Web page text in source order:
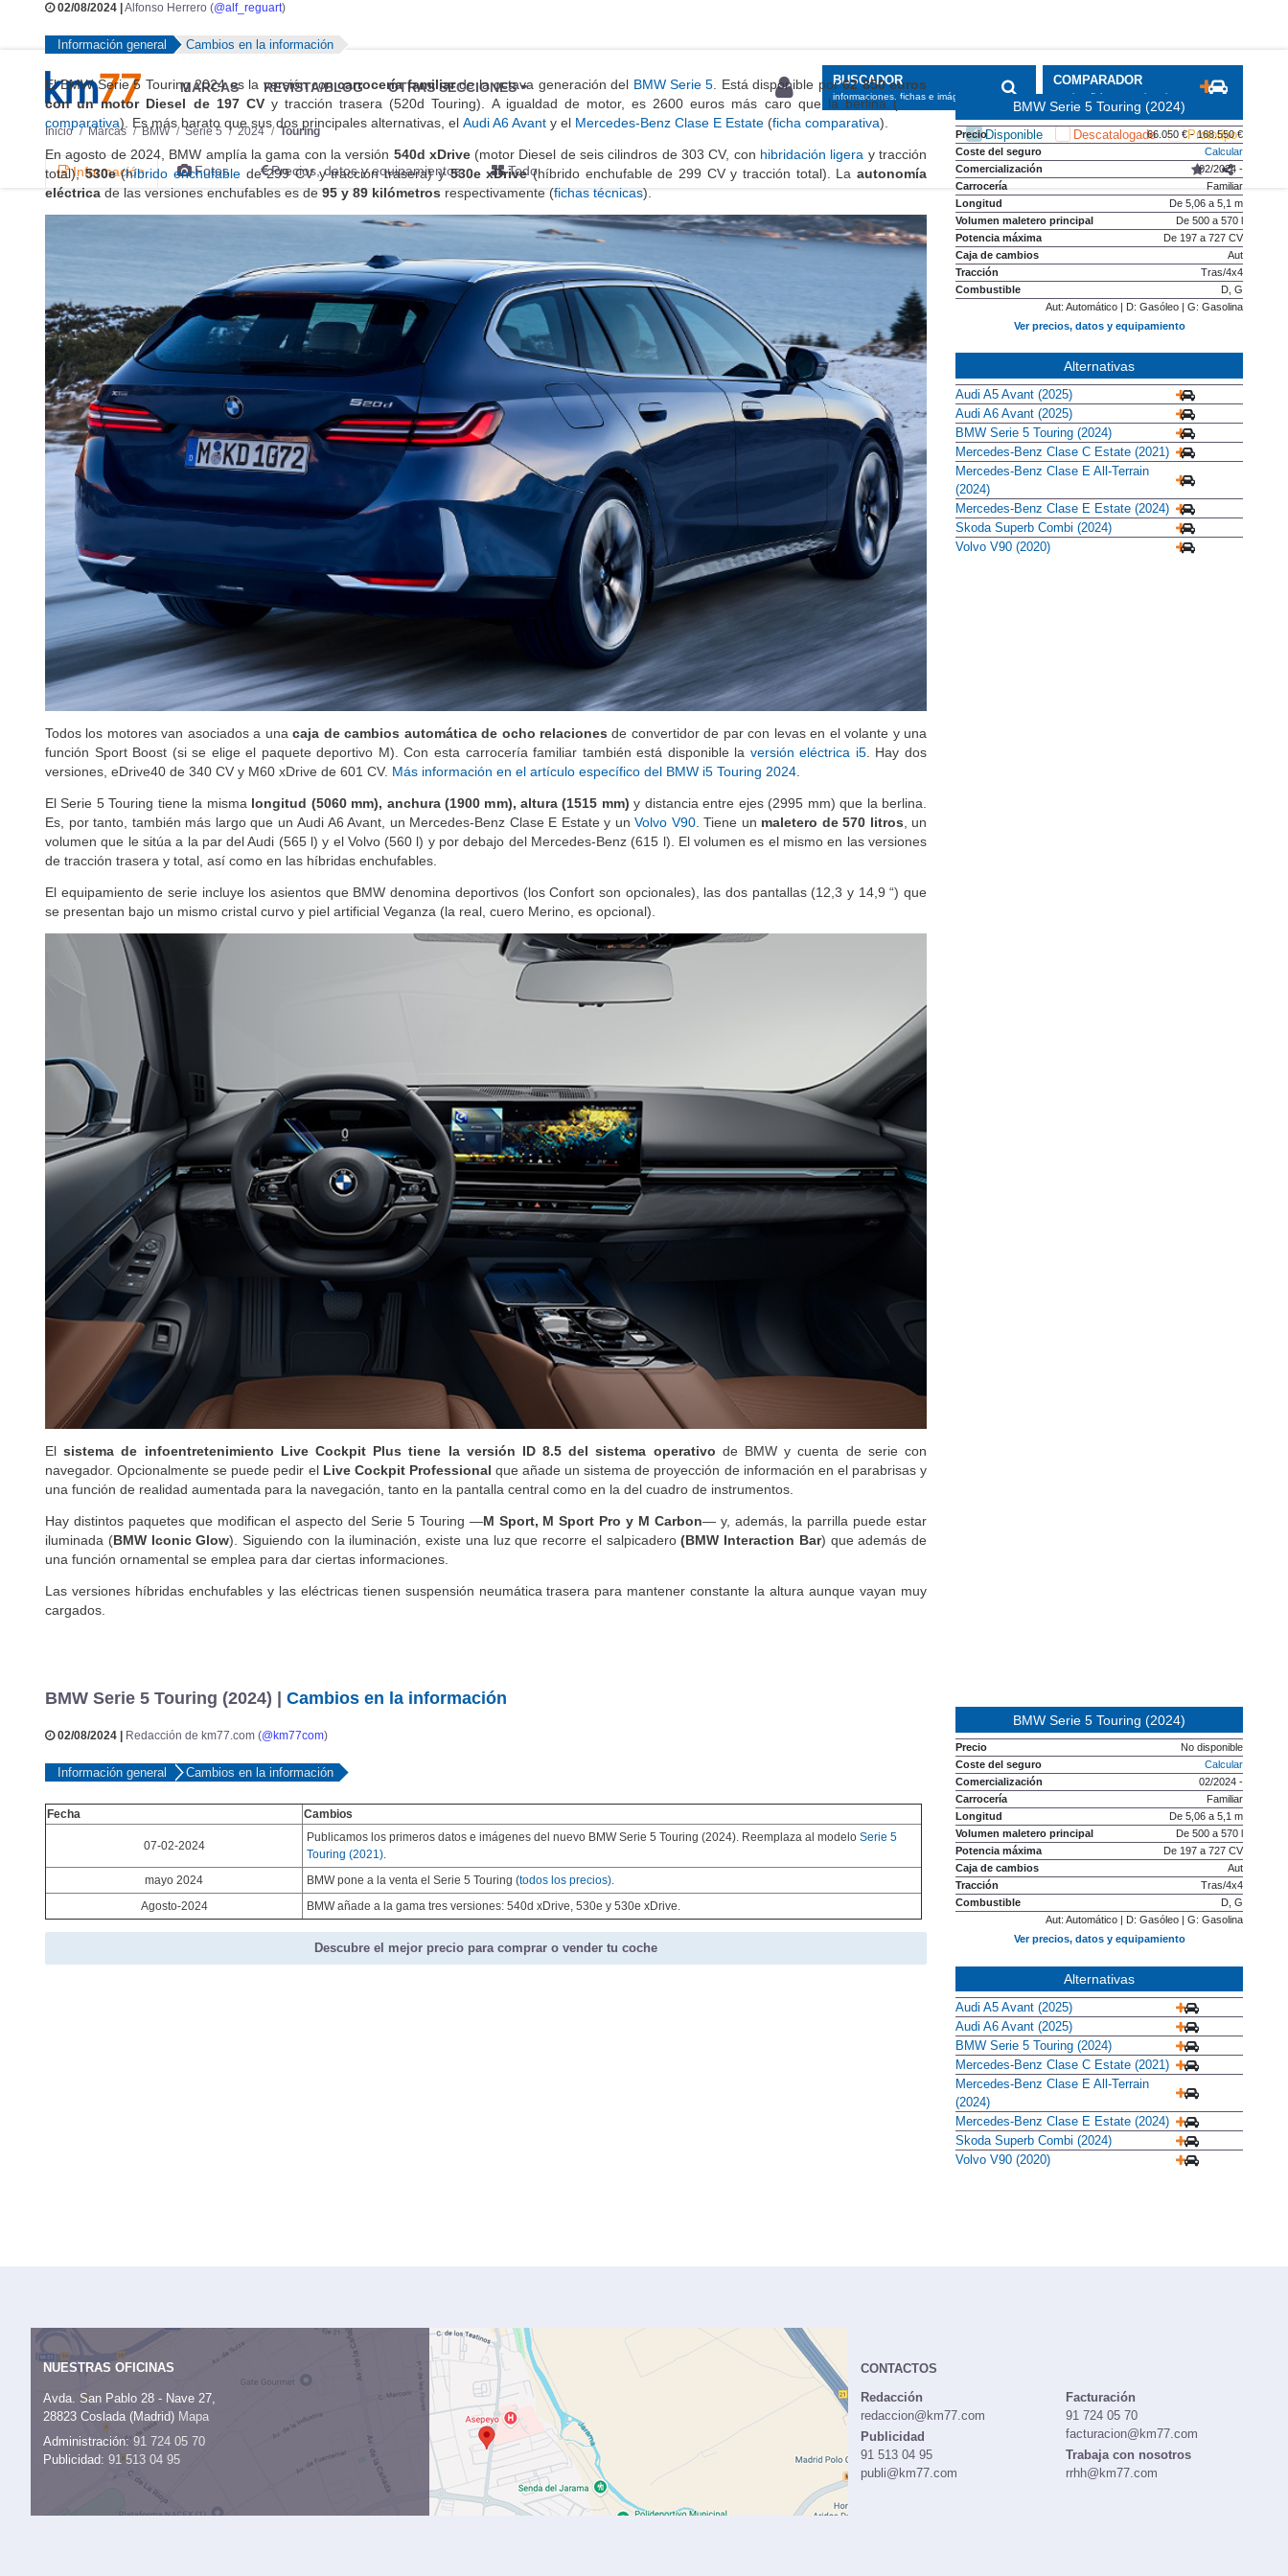
MARCAS REVISTA/BLOG OTRAS SECCIONES BUSCADOR
informaciones, fichas e imágenes
COMPARADOR
precios, fichas y equipamiento
Inicio Marcas BMW Serie 5 2024 Touring Disponible Descatalogado Prototipo
Información Fotos Precios, datos y equipamientos Todo
02/08/2024 | Alfonso Herrero (@alf_reguart)
Información general Cambios en la información
El BMW Serie 5 Touring 2024 es la versión concarrocería familiarde la octava generación del BMW Serie 5. Está disponible por62 850 euros
con un motor Diesel de 197 CV y tracción trasera (520d Touring). A igualdad de motor, es 2600 euros más caro que la berlina (ficha
comparativa). Es más barato que sus dos principales alternativas, el Audi A6 Avant y el Mercedes-Benz Clase E Estate (ficha comparativa).
En agosto de 2024, BMW amplía la gama con la versión 540d xDrive(motor Diesel de seis cilindros de 303 CV, con hibridación ligera y tracción
total),530e(híbrido enchufable de 299 CV y tracción trasera) y530e xDrive(híbrido enchufable de 299 CV y tracción total). Laautonomía
eléctrica de las versiones enchufables es de 95 y 89 kilómetros respectivamente (fichas técnicas).
Todos los motores van asociados a unacaja de cambios automática de ocho relaciones de convertidor de par con levas en el volante y una
función Sport Boost (si se elige el paquete deportivo M). Con esta carrocería familiar también está disponible la versión eléctrica i5. Hay dos
versiones, eDrive40 de 340 CV y M60 xDrive de 601 CV. Más información en el artículo específico del BMW i5 Touring 2024
El Serie 5 Touring tiene la misma longitud (5060 mm), anchura (1900 mm), altura (1515 mm) y distancia entre ejes (2995 mm) que la berlina.
Es, por tanto, también más largo que un Audi A6 Avant, un Mercedes-Benz Clase E Estate y un Volvo V90. Tiene un maletero de 570 litros , un
volumen que le sitúa a la par del Audi (565 l) y el Volvo (560 l) y por debajo del Mercedes-Benz (615 l). El volumen es el mismo en las versiones
de tracción trasera y total, así como en las híbridas enchufables.
El equipamiento de serie incluye los asientos que BMW denomina deportivos (los Confort son opcionales), las dos pantallas (12,3 y 14,9 “) que
se presentan bajo un mismo cristal curvo y piel artificial Veganza (la real, cuero Merino, es opcional).
Elsistema de infoentretenimiento Live Cockpit Plus tiene la versión ID 8.5 del sistema operativo de BMW y cuenta de serie con
navegador. Opcionalmente se puede pedir el Live Cockpit Professional que añade un sistema de proyección de información en el parabrisas y
una función de realidad aumentada para la navegación, tanto en la pantalla central como en la del cuadro de instrumentos.
Hay distintos paquetes que modifican el aspecto del Serie 5 Touring —M Sport, M Sport Pro y M Carbon— y, además, la parrilla puede estar
iluminada (BMW Iconic Glow). Siguiendo con la iluminación, existe una luz que recorre el salpicadero(BMW Interaction Bar) que además de
una función ornamental se emplea para dar ciertas informaciones.
Las versiones híbridas enchufables y las eléctricas tienen suspensión neumática trasera para mantener constante la altura aunque vayan muy
cargados.
BMW Serie 5 Touring (2024)
Precio
66.050 € - 168.550 €
Coste del seguro
Calcular
Comercialización
02/2024 -
Carrocería
Familiar
Longitud
De 5,06 a 5,1 m
Volumen maletero principal
De 500 a 570 l
Potencia máxima
De 197 a 727 CV
Caja de cambios
Aut
Tracción
Tras/4x4
Combustible
D, G
Aut: Automático | D: Gasóleo | G: Gasolina
Ver precios, datos y equipamiento
Alternativas
Audi A5 Avant (2025)
Audi A6 Avant (2025)
BMW Serie 5 Touring (2024)
Mercedes-Benz Clase C Estate (2021)
Mercedes-Benz Clase E All-Terrain
(2024)
Mercedes-Benz Clase E Estate (2024)
Skoda Superb Combi (2024)
Volvo V90 (2020)
BMW Serie 5 Touring (2024) | Cambios en la información
02/08/2024 | Redacción de km77.com (@km77com)
Información general Cambios en la información
Fecha Cambios
07-02-2024
Publicamos los primeros datos e imágenes del nuevo BMW Serie 5 Touring (2024). Reemplaza al modelo Serie 5
Touring (2021)
mayo 2024
BMW pone a la venta el Serie 5 Touring (todos los precios)
Agosto-2024
BMW añade a la gama tres versiones: 540d xDrive, 530e y 530e xDrive.
Descubre el mejor precio para comprar o vender tu coche
BMW Serie 5 Touring (2024)
Precio
No disponible
Coste del seguro
Calcular
Comercialización
02/2024 -
Carrocería
Familiar
Longitud
De 5,06 a 5,1 m
Volumen maletero principal
De 500 a 570 l
Potencia máxima
De 197 a 727 CV
Caja de cambios
Aut
Tracción
Tras/4x4
Combustible
D, G
Aut: Automático | D: Gasóleo | G: Gasolina
Ver precios, datos y equipamiento
Alternativas
Audi A5 Avant (2025)
Audi A6 Avant (2025)
BMW Serie 5 Touring (2024)
Mercedes-Benz Clase C Estate (2021)
Mercedes-Benz Clase E All-Terrain
(2024)
Mercedes-Benz Clase E Estate (2024)
Skoda Superb Combi (2024)
Volvo V90 (2020)
NUESTRAS OFICINAS
Avda. San Pablo 28 - Nave 27,
28823 Coslada (Madrid) Mapa
Administración:91 724 05 70
Publicidad: 91 513 04 95
CONTACTOS
Redacción
redaccion@km77.com
Publicidad
91 513 04 95
publi@km77.com
Facturación
91 724 05 70
facturacion@km77.com
Trabaja con nosotros
rrhh@km77.com